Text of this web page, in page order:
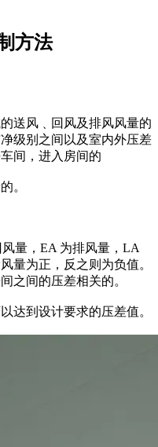
方法
风﹑回风及排风风量的
级别之间以及室内外压差
间，进入房间的
。
量，EA 为排风量，LA
量为正，反之则为负值。
之间的压差相关的。
到设计要求的压差值。